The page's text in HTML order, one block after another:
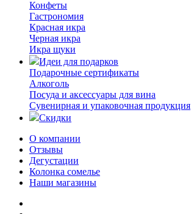
Конфеты
Гастрономия
Красная икра
Черная икра
Икра щуки
Идеи для подарков
Подарочные сертификаты
Алкоголь
Посуда и аксессуары для вина
Сувенирная и упаковочная продукция
Скидки
О компании
Отзывы
Дегустации
Колонка сомелье
Наши магазины